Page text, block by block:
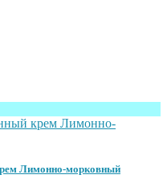
Лимонно-морковный